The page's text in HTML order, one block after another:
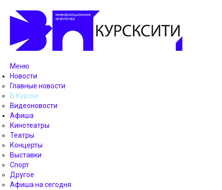
Меню
Новости
Главные новости
В Курске
Видеоновости
Афиша
Кинотеатры
Театры
Концерты
Выставки
Спорт
Другое
Афиша на сегодня